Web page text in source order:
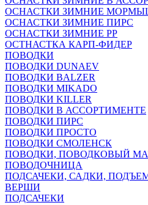
ОСНАСТКИ ЗИМНИЕ
ОСНАСТКИ ЗИМНИЕ ПИРС
ОСНАСТКИ ЗИМНИЕ РР
ОСТНАСТКА КАРП-ФИДЕР
ПОВОДКИ
ПОВОДКИ DUNAEV
ПОВОДКИ BALZER
ПОВОДКИ MIKADO
ПОВОДКИ KILLER
ПОВОДКИ В АССОРТИМЕНТЕ
ПОВОДКИ ПИРС
ПОВОДКИ ПРОСТО
ПОВОДКИ СМОЛЕНСК
ПОВОДКИ, ПОВОДКОВЫЙ
ПОВОДОЧНИЦА
ПОДСАЧЕКИ, САДКИ,
ВЕРШИ
ПОДСАЧЕКИ